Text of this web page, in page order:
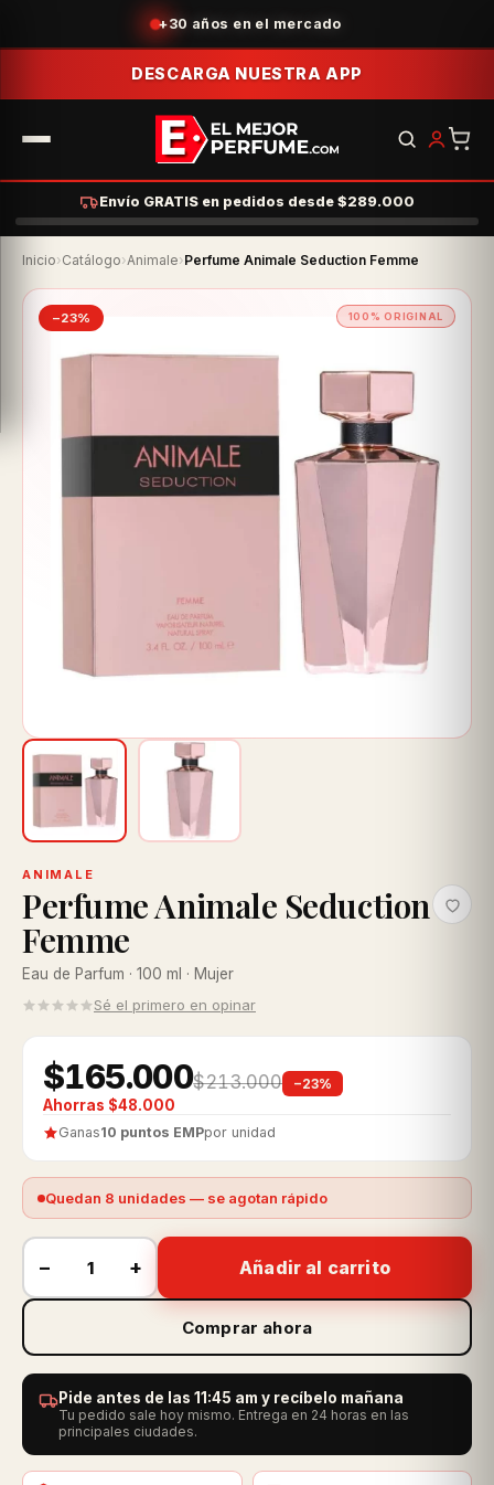
Acumula puntos con tus compras
DESCARGA NUESTRA APP
Envío GRATIS en pedidos desde $289.000
Inicio›Catálogo›Animale›Perfume Animale Seduction Femme
−23% 100% ORIGINAL
ANIMALE
Perfume Animale Seduction
Femme
Eau de Parfum · 100 ml · Mujer
Sé el primero en opinar
$165.000$213.000 −23%
Ahorras $48.000
Ganas10 puntos EMPpor unidad
Quedan 8 unidades — se agotan rápido
− + Añadir al carrito
Comprar ahora
Pide antes de las 11:45 am y recíbelo mañana
Tu pedido sale hoy mismo. Entrega en 24 horas en las
principales ciudades.